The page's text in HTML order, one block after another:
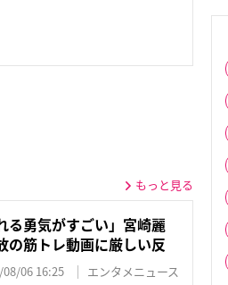
もっと見る
る勇気がすごい」宮崎麗
筋トレ動画に厳しい反
06 16:25 エンタメニュース